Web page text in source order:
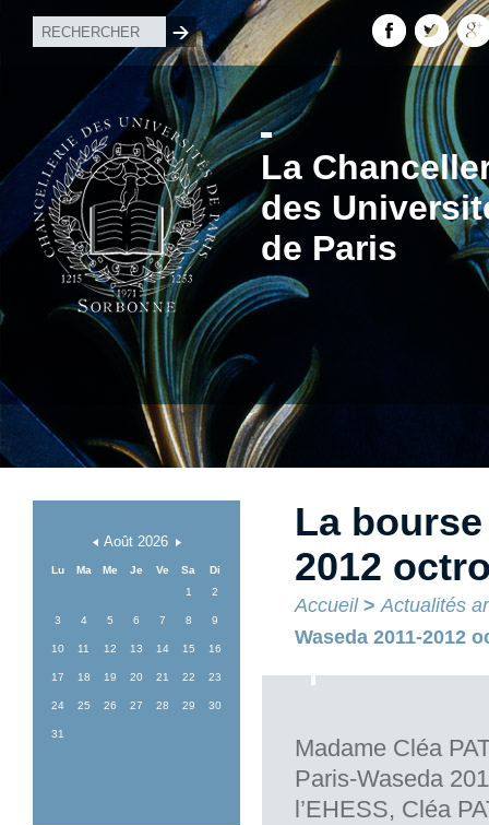
La
des
de Paris
Août2026
Lu Ma Me Je Ve Sa
Di
1
2
3 4 5 6 7 8 9
10 11 12 13 14 15 16
17 18 19 20 21 22 23
24 25 26 27 28 29 30
31
La bourse
2012
Accueil>Actualités
Waseda 2011-2012
Madame Cléa
Paris-Waseda
l’EHESS, Cléa